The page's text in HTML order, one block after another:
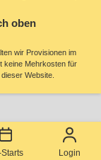
Starts Login
oben
wir Provisionen im
keine Mehrkosten für
Website.